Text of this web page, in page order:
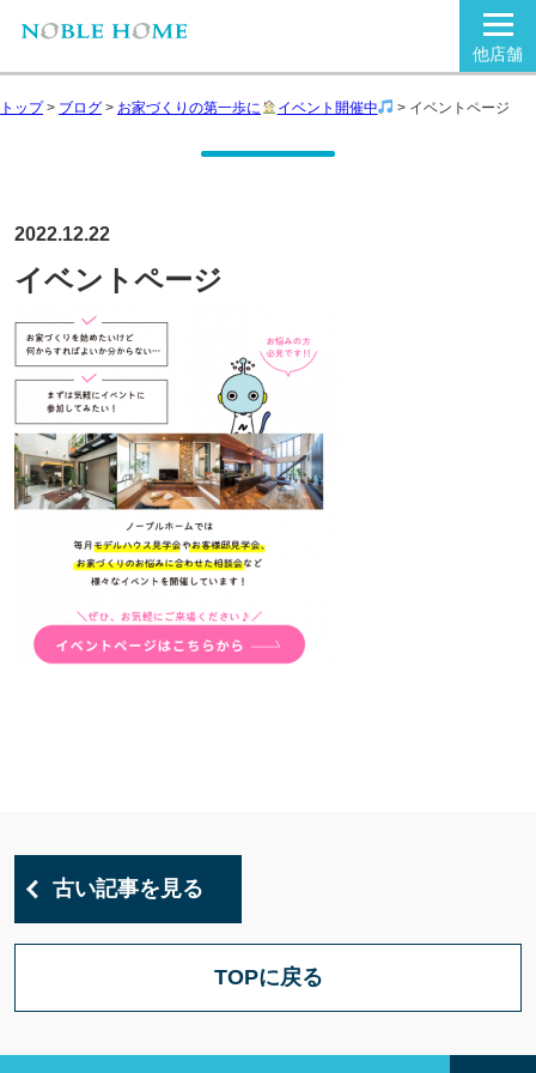
他店舗
トップ> ブログ > お家づくりの第一歩に イベント開催中 > イベントページ
2022.12.22
イベントページ
古い記事を見る
TOPに戻る